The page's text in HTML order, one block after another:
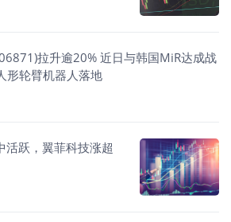
拉升逾20% 近日与韩国MiR达成战
形轮臂机器人落地
活跃，翼菲科技涨超